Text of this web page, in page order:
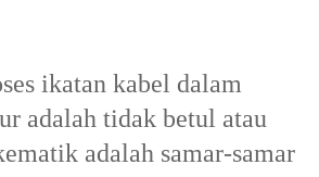
ikatan kabel dalam
adalah tidak betul atau
adalah samar-samar